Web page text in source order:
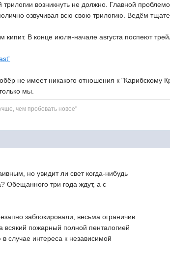
возникнуть не должно. Главной
озвучивал всю свою трилогию. Ведём
кипит. В конце июля-начале августа поспеют
не имеет никакого отношения к "Карибскому
мы.
чем пробовать новое"
но увидит ли свет когда-нибудь
Обещанного три года ждут, а с
заблокировали, весьма ограничив
всякий пожарный полной пенталогией
случае интереса к независимой